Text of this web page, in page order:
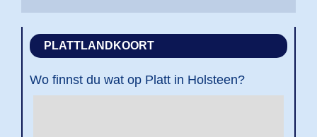
PLATTLANDKOORT
Wo finnst du wat op Platt in Holsteen?